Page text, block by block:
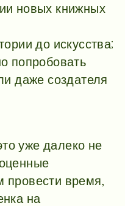
новых книжных
до искусства;
попробовать
даже создателя
уже далеко не
провести время,
на